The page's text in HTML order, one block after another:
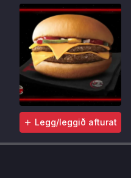
Legg/leggið afturat